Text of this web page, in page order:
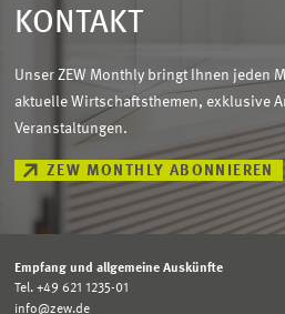
KONTAKT
Unser ZEW Monthly bringt Ihnen jeden
aktuelle Wirtschaftsthemen, exklusive
Veranstaltungen.
ZEW MONTHLY ABONNIEREN
Empfang und allgemeine Auskünfte
Tel. +49 621 1235-01
info@zew.de